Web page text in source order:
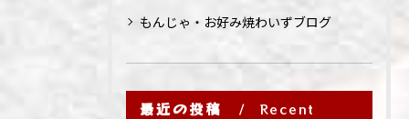
もんじゃ・お好み焼わいずブログ
最近の投稿
Recent